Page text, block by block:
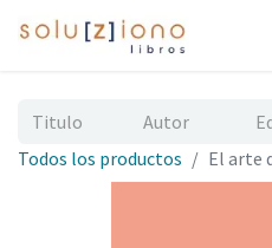
Todos los productos El arte